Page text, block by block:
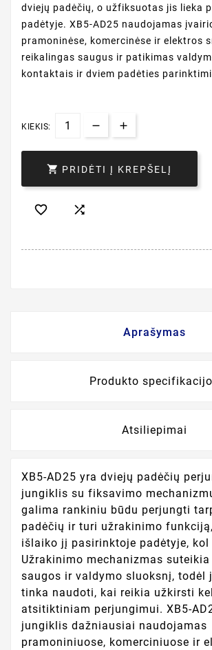
dviejų padėčių, o užfiksuotas jis lieka
padėtyje. XB5-AD25 naudojamas
pramoninėse, komercinėse ir elektros
reikalingas saugus ir patikimas
kontaktais ir dviem padėties
KIEKIS:
 PRIDĖTI Į KREPŠELĮ
 
Aprašymas
Produkto
Atsiliepimai
XB5-AD25 yra dviejų padėčių
jungiklis su fiksavimo
galima rankiniu būdu perjungti
padėčių ir turi užrakinimo
išlaiko jį pasirinktoje padėtyje, kol
Užrakinimo mechanizmas
saugos ir valdymo sluoksnį, todėl
tinka naudoti, kai reikia užkirsti
atsitiktiniam perjungimui. XB5-
jungiklis dažniausiai naudojamas
pramoniniuose, komerciniuose ir